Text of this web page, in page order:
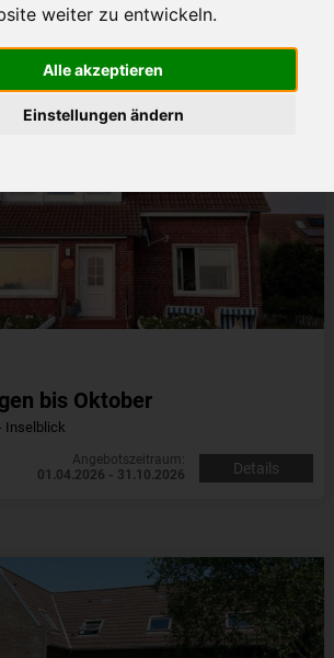
weiter zu entwickeln.
Alle akzeptieren
Einstellungen ändern
Angebotszeitraum:
01.03.2026 - 31.10.2026
bis Oktober
Inselblick
Angebotszeitraum:
01.04.2026 - 31.10.2026
Details